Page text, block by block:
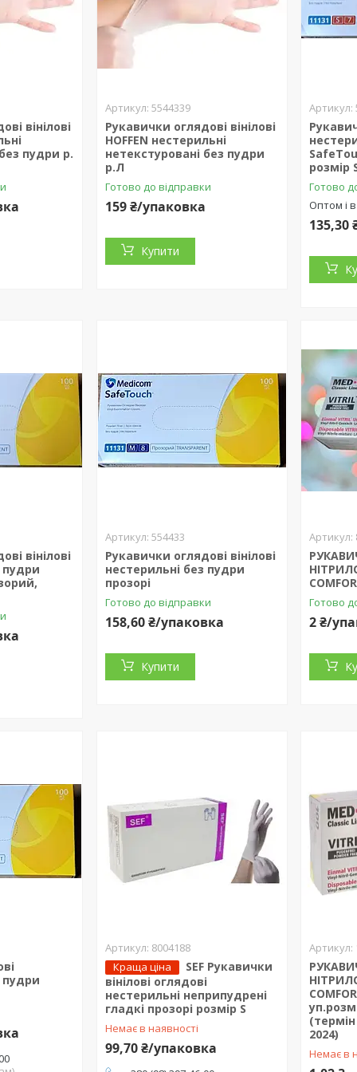
вінілові
пудри р.
5544339
Рукавички оглядові вінілові
HOFFEN нестерильні
нетекстуровані без пудри
р.Л
Готово до відправки
159 ₴/упаковка
Купити
розмір
Готово
Оптом і
135,30
вінілові
пудри
554433
Рукавички оглядові вінілові
нестерильні без пудри
прозорі
Готово до відправки
158,60 ₴/упаковка
Купити
Готово
2 ₴/
пудри
8004188
Краща ціна
SEF Рукавички
вінілові оглядові
нестерильні неприпудрені
гладкі прозорі розмір S
Немає в наявності
99,70 ₴/упаковка
2024)
Немає в